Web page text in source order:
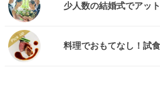
少人数の結婚式でアッ
料理でおもてなし！試